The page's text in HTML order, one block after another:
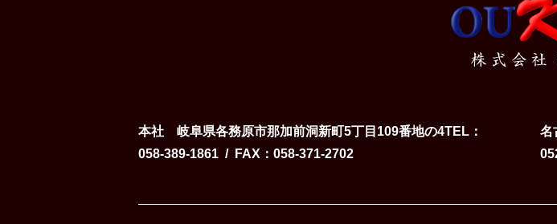
株式会
本社 岐阜県各務原市那加前洞新町5丁目109番地の4TEL
058-389-1861
FAX 058-371-2702
名